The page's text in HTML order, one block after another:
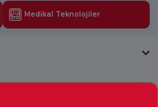
Medikal Teknolojiler